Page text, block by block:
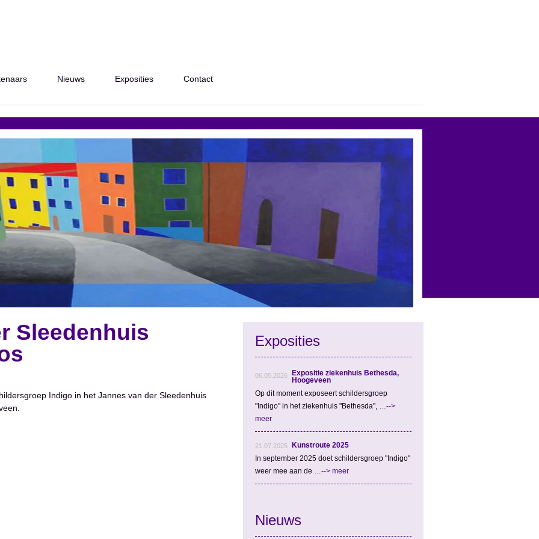
Nieuws Exposities Contact
Sleedenhuis
Indigo in het Jannes van der Sleedenhuis
Exposities
Expositie ziekenhuis Bethesda,
Hoogeveen
06.05.2026
Op dit moment exposeert schildersgroep
"Indigo" in het ziekenhuis "Bethesda", …-->
meer
Kunstroute 2025
21.07.2025
In september 2025 doet schildersgroep "Indigo"
weer mee aan de …--> meer
Nieuws